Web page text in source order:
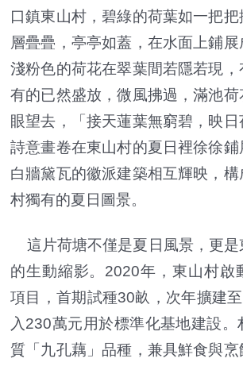
口鎮東山村，碧綠的荷葉如一把
層疊疊，亭亭如蓋，在水面上鋪展
淺粉色的荷花在翠葉間若隱若現，
有的已然盛放，微風拂過，滿池
眼望去，「接天蓮葉無窮碧，映
詩意畫卷在東山村的夏日裡徐徐
白牆黛瓦的徽派建築相互輝映，
村獨有的夏日圖景。
這片荷塘不僅是夏日風景，更是
的生動縮影。2020年，東山村啟
項目，首期試種30畝，次年擴建
入230萬元用於標準化基地建設。
質「九孔藕」品種，兼具鮮食與烹